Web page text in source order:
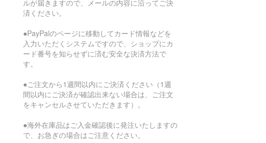
ルが届きますので、メールの内容に沿ってご決
済ください。
●PayPalのページに移動してカード情報などを
入力いただくシステムですので、ショップにカ
ード番号を知らせずに済む安全な決済方法で
す。
●ご注文から1週間以内にご決済ください（1週
間以内にご決済が確認出来ない場合は、ご注文
をキャンセルさせていただきます）。
●海外在庫品はご入金確認後に発注いたしますの
で、お急ぎの場合はご注意ください。